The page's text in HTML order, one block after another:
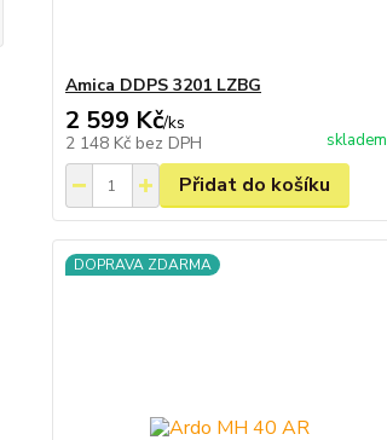
Amica DDPS 3201 LZBG
2 599 Kč/ks
2 148 Kč bez DPH skladem
Přidat do košíku
DOPRAVA ZDARMA